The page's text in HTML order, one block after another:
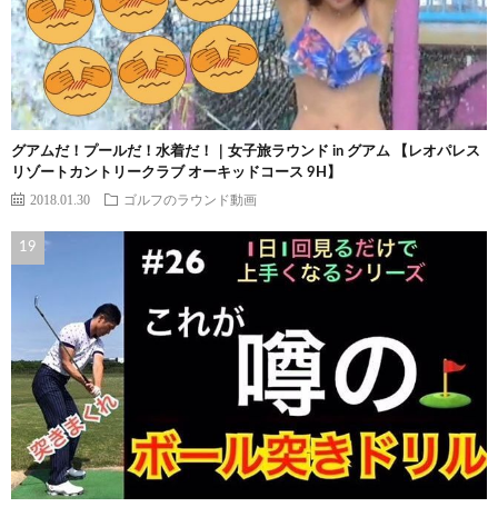
グアムだ！プールだ！水着だ！｜女子旅ラウンド in グアム 【レオパレス
リゾートカントリークラブ オーキッドコース 9H】
2018.01.30 ゴルフのラウンド動画